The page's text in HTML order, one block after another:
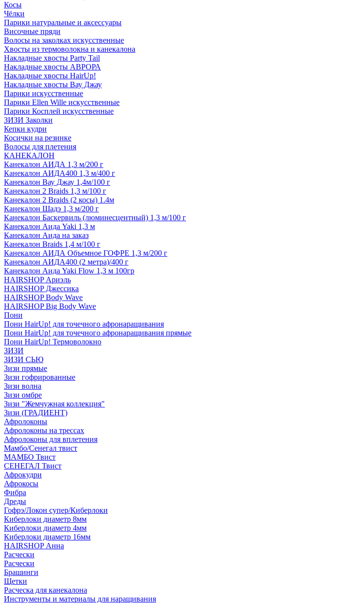
Косы
Чёлки
Парики натуральные и аксессуары
Височные пряди
Волосы на заколках искусственные
Хвосты из термоволокна и канекалона
Накладные хвосты Party Tail
Накладные хвосты АВРОРА
Накладные хвосты HairUp!
Накладные хвосты Вау Джау
Парики искусственные
Парики Ellen Wille искусственные
Парики Косплей искусственные
ЗИЗИ Заколки
Кепки кудри
Косички на резинке
Волосы для плетения
КАНЕКАЛОН
Канекалон АИДА 1,3 м/200 г
Канекалон АИДА400 1,3 м/400 г
Канекалон Вау Джау 1,4м/100 г
Канекалон 2 Braids 1,3 м/100 г
Канекалон 2 Braids (2 косы) 1.4м
Канекалон Шадэ 1,3 м/200 г
Канекалон Баскервиль (люминесцентный) 1,3 м/100 г
Канекалон Аида Yaki 1,3 м
Канекалон Аида на заказ
Канекалон Braids 1,4 м/100 г
Канекалон АИДА Объемное ГОФРЕ 1,3 м/200 г
Канекалон АИДА400 (2 метра)/400 г
Канекалон Аида Yaki Flow 1,3 м 100гр
HAIRSHOP Ариэль
HAIRSHOP Джессика
HAIRSHOP Body Wave
HAIRSHOP Big Body Wave
Пони
Пони HairUp! для точечного афронаращивания
Пони HairUp! для точечного афронаращивания прямые
Пони HairUp! Термоволокно
ЗИЗИ
ЗИЗИ СЬЮ
Зизи прямые
Зизи гофрированные
Зизи волна
Зизи омбре
Зизи "Жемчужная коллекция"
Зизи (ГРАДИЕНТ)
Афролоконы
Афролоконы на трессах
Афролоконы для вплетения
Мамбо/Сенегал твист
МАМБО Твист
СЕНЕГАЛ Твист
Афрокудри
Афрокосы
Фибра
Дреды
Гофрэ/Локон супер/Киберлоки
Киберлоки диаметр 8мм
Киберлоки диаметр 4мм
Киберлоки диаметр 16мм
HAIRSHOP Анна
Расчески
Расчески
Брашинги
Щетки
Расческа для канекалона
Инструменты и материалы для наращивания